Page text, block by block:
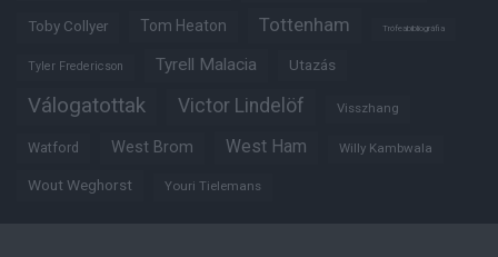
Toby Collyer Tom Heaton Tottenham Trófeabibliográfia
Tyler Fredericson Tyrell Malacia Utazás
Válogatottak Victor Lindelöf Visszhang
Watford West Brom West Ham Willy Kambwala
Wout Weghorst Youri Tielemans